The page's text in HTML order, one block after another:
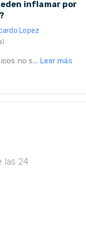
inflamar por
Lopez
no s... Leer más
las 24